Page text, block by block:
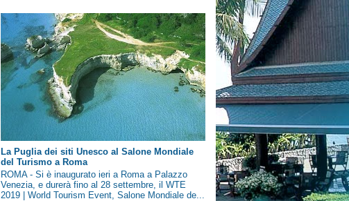
La Puglia dei siti Unesco al Salone Mondiale
del Turismo a Roma
ROMA - Si è inaugurato ieri a Roma a Palazzo
Venezia, e durerà fino al 28 settembre, il WTE
2019 | World Tourism Event, Salone Mondiale de...